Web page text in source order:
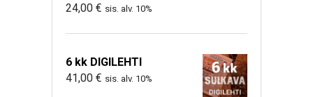
24,00 € sis. alv. 10%
6 kk DIGILEHTI
41,00 € sis. alv. 10%